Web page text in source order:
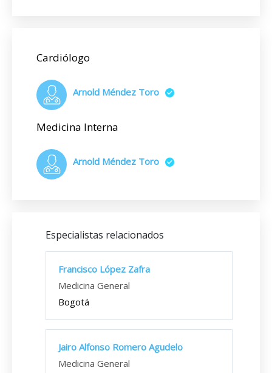
Cardiólogo
Arnold Méndez Toro
Medicina Interna
Arnold Méndez Toro
Especialistas relacionados
Francisco López Zafra
Medicina General
Bogotá
Jairo Alfonso Romero Agudelo
Medicina General